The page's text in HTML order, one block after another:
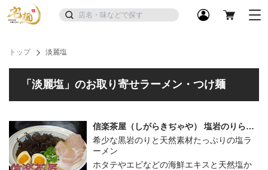
トップ 淡麗塩
「淡麗塩」のお取り寄せラーメン・つけ麺
信楽茶屋（しがらきぢゃや） 塩岩のりらー
めん
希少な黒岩のりと天然素材たっぷりの塩ラ
ーメン
ホタテやエビなどの海鮮エキスと天然塩か